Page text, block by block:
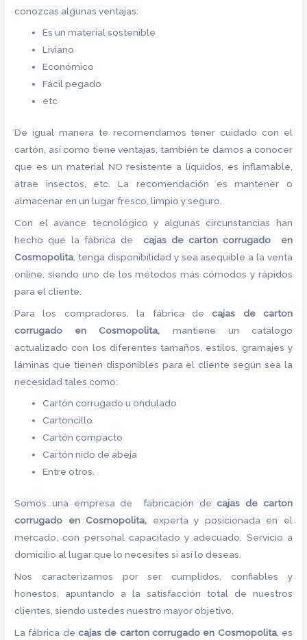
conozcas algunas ventajas:
Es un material sostenible
Liviano
Económico
Fácil pegado
etc
De igual manera te recomendamos tener cuidado con el
cartón, así como tiene ventajas, también te damos a conocer
que es un material NO resistente a líquidos, es inflamable,
atrae insectos, etc. La recomendación es mantener o
almacenar en un lugar fresco, limpio y seguro.
Con el avance tecnológico y algunas circunstancias han
hecho que la fábrica de cajas de carton corrugado en
Cosmopolita , tenga disponibilidad y sea asequible a la venta
online, siendo uno de los métodos más cómodos y rápidos
para el cliente.
Para los compradores, la fábrica decajas de carton
corrugado en Cosmopolita, mantiene un catálogo
actualizado con los diferentes tamaños, estilos, gramajes y
láminas que tienen disponibles para el cliente según sea la
necesidad tales como:
Cartón corrugado u ondulado
Cartoncillo
Cartón compacto
Cartón nido de abeja
Entre otros.
Somos una empresa de fabricación decajas de carton
corrugado en Cosmopolita, experta y posicionada en el
mercado, con personal capacitado y adecuado. Servicio a
domicilio al lugar que lo necesites si así lo deseas.
Nos caracterizamos por ser cumplidos, confiables y
honestos, apuntando a la satisfacción total de nuestros
clientes, siendo ustedes nuestro mayor objetivo.
La fábrica decajas de carton corrugado en Cosmopolita, es